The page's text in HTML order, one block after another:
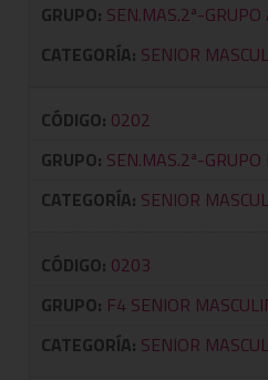
GRUPO: SEN.MAS.2ª-GRUPO
CATEGORÍA: SENIOR
CÓDIGO: 0202
GRUPO: SEN.MAS.2ª-GRUPO
CATEGORÍA: SENIOR
CÓDIGO: 0203
GRUPO: F4 SENIOR
CATEGORÍA: SENIOR